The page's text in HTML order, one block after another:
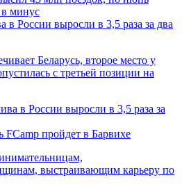
России выросли в 3,5 раза за два
Беларусь, второе место у
с третьей позиции на
пройдет в Барвихе
выстраивающим карьеру по